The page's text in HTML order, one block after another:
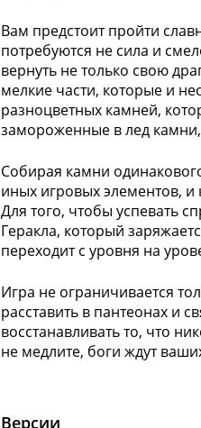
Вам предстоит пройти
потребуются не сила и
вернуть не только свою
мелкие части, которые и
разноцветных камней,
замороженные в лед
Собирая камни
иных игровых элементов,
Для того, чтобы успевать
Геракла, который
переходит с уровня на
Игра не ограничивается
расставить в пантеонах и
восстанавливать то, что
не медлите, боги ждут
Версии